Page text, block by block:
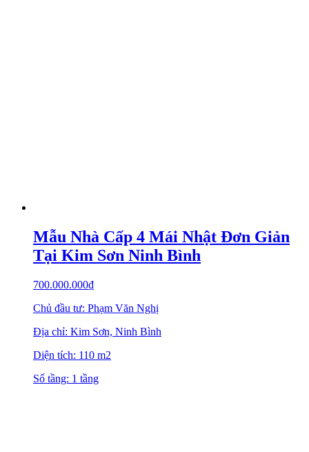
Mẫu Nhà Cấp 4 Mái Nhật Đơn Giản
Tại Kim Sơn Ninh Bình
700.000.000₫
Chủ đầu tư: Phạm Văn Nghị
Địa chỉ: Kim Sơn, Ninh Bình
Diện tích: 110 m2
Số tầng: 1 tầng